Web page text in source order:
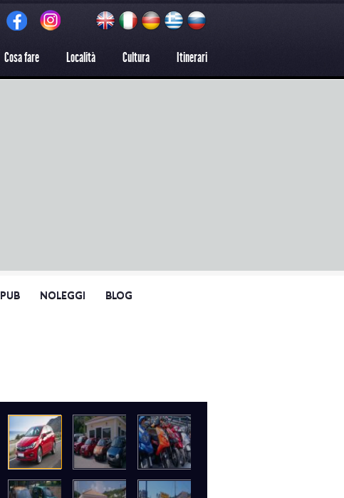
Cosa fare Località Cultura Itinerari
PUB NOLEGGI BLOG